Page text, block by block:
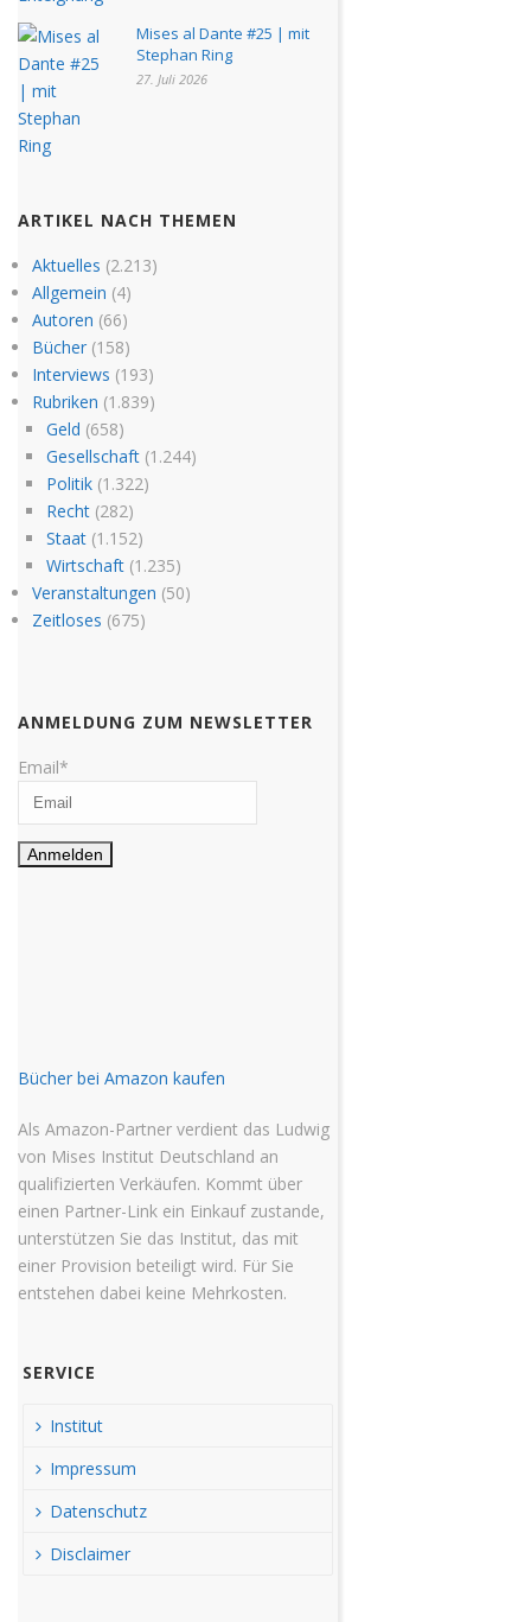
Mises al Dante #25 | mit
Stephan Ring
27. Juli 2026
ARTIKEL NACH THEMEN
Aktuelles (2.213)
Allgemein (4)
Autoren (66)
Bücher(158)
Interviews (193)
Rubriken (1.839)
Geld (658)
Gesellschaft(1.244)
Politik(1.322)
Recht(282)
Staat(1.152)
Wirtschaft(1.235)
Veranstaltungen (50)
Zeitloses (675)
ANMELDUNG ZUM NEWSLETTER
Email*
Bücher bei Amazon kaufen
Als Amazon-Partner verdient das Ludwig
von Mises Institut Deutschland an
qualifizierten Verkäufen. Kommt über
einen Partner-Link ein Einkauf zustande,
unterstützen Sie das Institut, das mit
einer Provision beteiligt wird. Für Sie
entstehen dabei keine Mehrkosten.
SERVICE
Institut
Impressum
Datenschutz
Disclaimer